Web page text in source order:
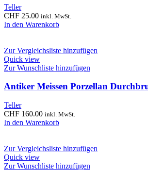
Teller
CHF 25.00 inkl. MwSt.
In den Warenkorb
Zur Vergleichsliste hinzufügen
Quick view
Zur Wunschliste hinzufügen
Antiker Meissen Porzellan
Teller
CHF 160.00 inkl. MwSt.
In den Warenkorb
Zur Vergleichsliste hinzufügen
Quick view
Zur Wunschliste hinzufügen